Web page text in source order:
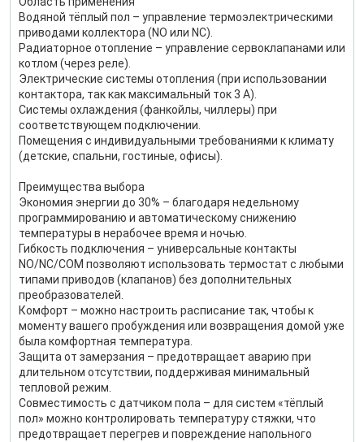
Водяной тёплый пол – управление термоэлектрическими
приводами коллектора (NO или NC).
Радиаторное отопление – управление сервоклапанами или
котлом (через реле).
Электрические системы отопления (при использовании
контактора, так как максимальный ток 3 А).
Системы охлаждения (фанкойлы, чиллеры) при
соответствующем подключении.
Помещения с индивидуальными требованиями к климату
(детские, спальни, гостиные, офисы).
Преимущества выбора
Экономия энергии до 30% – благодаря недельному
программированию и автоматическому снижению
температуры в нерабочее время и ночью.
Гибкость подключения – универсальные контакты
NO/NC/COM позволяют использовать термостат с любыми
типами приводов (клапанов) без дополнительных
преобразователей.
Комфорт – можно настроить расписание так, чтобы к
моменту вашего пробуждения или возвращения домой уже
была комфортная температура.
Защита от замерзания – предотвращает аварию при
длительном отсутствии, поддерживая минимальный
тепловой режим.
Совместимость с датчиком пола – для систем «тёплый
пол» можно контролировать температуру стяжки, что
предотвращает перегрев и повреждение напольного